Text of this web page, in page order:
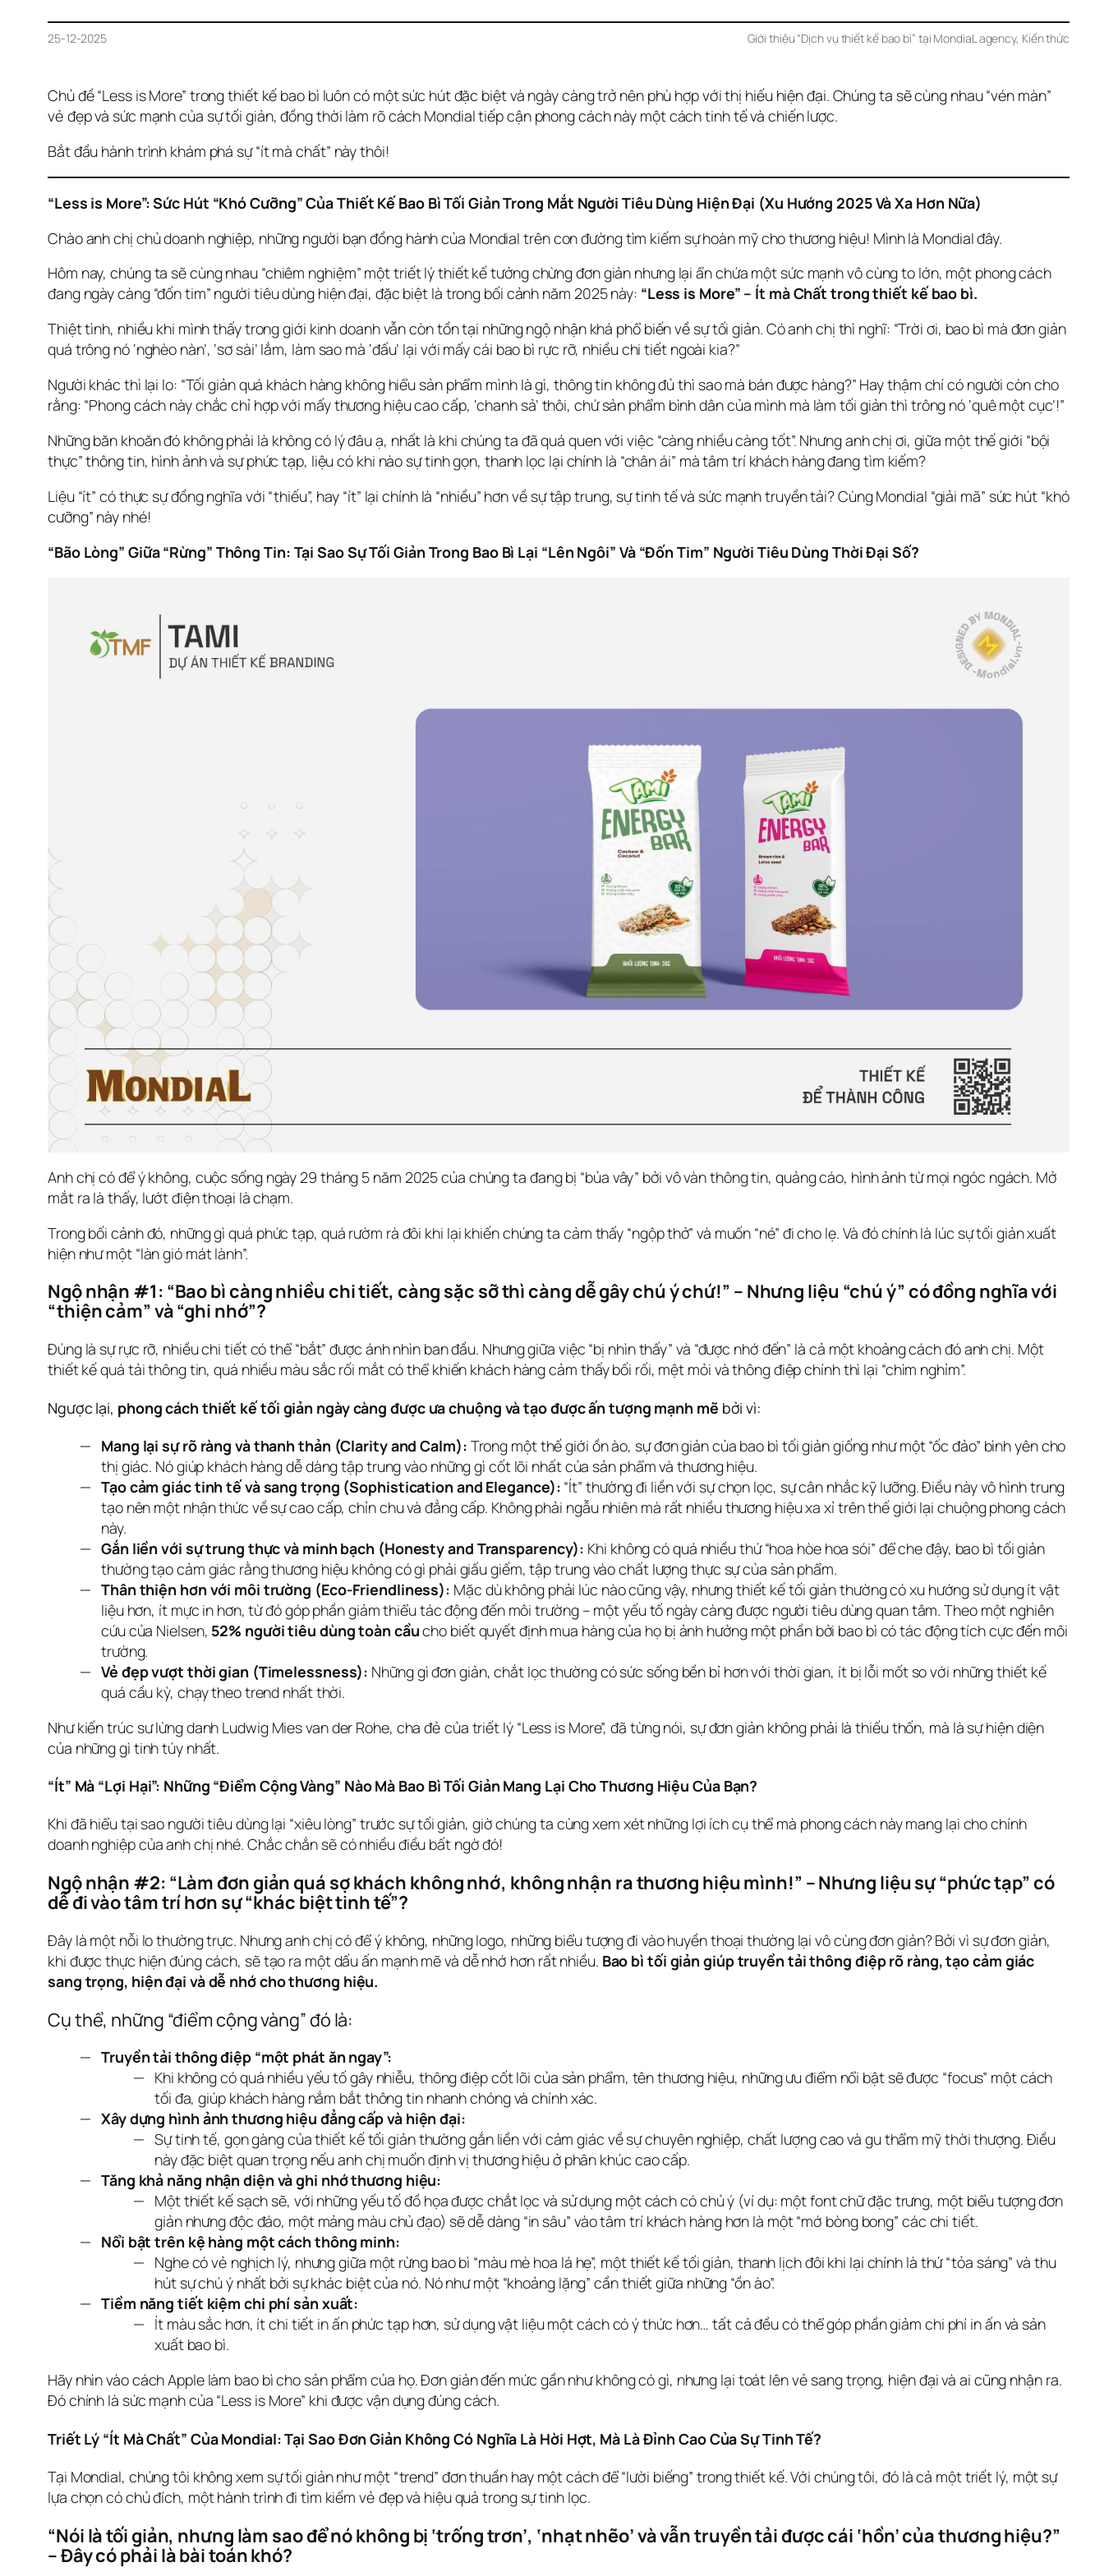
25-12-2025 Giới thiệu “Dịch vụ thiết kế bao bì” tại MondiaL agency, Kiến thức
Chủ đề “Less is More” trong thiết kế bao bì luôn có một sức hút đặc biệt và ngày càng trở nên phù hợp với thị hiếu hiện đại. Chúng ta sẽ cùng nhau “vén màn”
vẻ đẹp và sức mạnh của sự tối giản, đồng thời làm rõ cách Mondial tiếp cận phong cách này một cách tinh tế và chiến lược.
Bắt đầu hành trình khám phá sự “ít mà chất” này thôi!
“Less is More”: Sức Hút “Khó Cưỡng” Của Thiết Kế Bao Bì Tối Giản Trong Mắt Người Tiêu Dùng Hiện Đại (Xu Hướng 2025 Và Xa Hơn Nữa)
Chào anh chị chủ doanh nghiệp, những người bạn đồng hành của Mondial trên con đường tìm kiếm sự hoàn mỹ cho thương hiệu! Mình là Mondial đây.
Hôm nay, chúng ta sẽ cùng nhau “chiêm nghiệm” một triết lý thiết kế tưởng chừng đơn giản nhưng lại ẩn chứa một sức mạnh vô cùng to lớn, một phong cách
đang ngày càng “đốn tim” người tiêu dùng hiện đại, đặc biệt là trong bối cảnh năm 2025 này: “Less is More” – Ít mà Chất trong thiết kế bao bì.
Thiệt tình, nhiều khi mình thấy trong giới kinh doanh vẫn còn tồn tại những ngộ nhận khá phổ biến về sự tối giản. Có anh chị thì nghĩ: “Trời ơi, bao bì mà đơn giản
quá trông nó ‘nghèo nàn’, ‘sơ sài’ lắm, làm sao mà ‘đấu’ lại với mấy cái bao bì rực rỡ, nhiều chi tiết ngoài kia?”
Người khác thì lại lo: “Tối giản quá khách hàng không hiểu sản phẩm mình là gì, thông tin không đủ thì sao mà bán được hàng?” Hay thậm chí có người còn cho
rằng: “Phong cách này chắc chỉ hợp với mấy thương hiệu cao cấp, ‘chanh sả’ thôi, chứ sản phẩm bình dân của mình mà làm tối giản thì trông nó ‘quê một cục’!”
Những băn khoăn đó không phải là không có lý đâu ạ, nhất là khi chúng ta đã quá quen với việc “càng nhiều càng tốt”. Nhưng anh chị ơi, giữa một thế giới “bội
thực” thông tin, hình ảnh và sự phức tạp, liệu có khi nào sự tinh gọn, thanh lọc lại chính là “chân ái” mà tâm trí khách hàng đang tìm kiếm?
Liệu “ít” có thực sự đồng nghĩa với “thiếu”, hay “ít” lại chính là “nhiều” hơn về sự tập trung, sự tinh tế và sức mạnh truyền tải? Cùng Mondial “giải mã” sức hút “khó
cưỡng” này nhé!
“Bão Lòng” Giữa “Rừng” Thông Tin: Tại Sao Sự Tối Giản Trong Bao Bì Lại “Lên Ngôi” Và “Đốn Tim” Người Tiêu Dùng Thời Đại Số?
Anh chị có để ý không, cuộc sống ngày 29 tháng 5 năm 2025 của chúng ta đang bị “bủa vây” bởi vô vàn thông tin, quảng cáo, hình ảnh từ mọi ngóc ngách. Mở
mắt ra là thấy, lướt điện thoại là chạm.
Trong bối cảnh đó, những gì quá phức tạp, quá rườm rà đôi khi lại khiến chúng ta cảm thấy “ngộp thở” và muốn “né” đi cho lẹ. Và đó chính là lúc sự tối giản xuất
hiện như một “làn gió mát lành”.
Ngộ nhận #1: “Bao bì càng nhiều chi tiết, càng sặc sỡ thì càng dễ gây chú ý chứ!” – Nhưng liệu “chú ý” có đồng nghĩa với
“thiện cảm” và “ghi nhớ”?
Đúng là sự rực rỡ, nhiều chi tiết có thể “bắt” được ánh nhìn ban đầu. Nhưng giữa việc “bị nhìn thấy” và “được nhớ đến” là cả một khoảng cách đó anh chị. Một
thiết kế quá tải thông tin, quá nhiều màu sắc rối mắt có thể khiến khách hàng cảm thấy bối rối, mệt mỏi và thông điệp chính thì lại “chìm nghỉm”.
Ngược lại, phong cách thiết kế tối giản ngày càng được ưa chuộng và tạo được ấn tượng mạnh mẽ bởi vì:
Mang lại sự rõ ràng và thanh thản (Clarity and Calm): Trong một thế giới ồn ào, sự đơn giản của bao bì tối giản giống như một “ốc đảo” bình yên cho
thị giác. Nó giúp khách hàng dễ dàng tập trung vào những gì cốt lõi nhất của sản phẩm và thương hiệu.
Tạo cảm giác tinh tế và sang trọng (Sophistication and Elegance): “Ít” thường đi liền với sự chọn lọc, sự cân nhắc kỹ lưỡng. Điều này vô hình trung
tạo nên một nhận thức về sự cao cấp, chỉn chu và đẳng cấp. Không phải ngẫu nhiên mà rất nhiều thương hiệu xa xỉ trên thế giới lại chuộng phong cách
này.
Gắn liền với sự trung thực và minh bạch (Honesty and Transparency): Khi không có quá nhiều thứ “hoa hòe hoa sói” để che đậy, bao bì tối giản
thường tạo cảm giác rằng thương hiệu không có gì phải giấu giếm, tập trung vào chất lượng thực sự của sản phẩm.
Thân thiện hơn với môi trường (Eco-Friendliness): Mặc dù không phải lúc nào cũng vậy, nhưng thiết kế tối giản thường có xu hướng sử dụng ít vật
liệu hơn, ít mực in hơn, từ đó góp phần giảm thiểu tác động đến môi trường – một yếu tố ngày càng được người tiêu dùng quan tâm. Theo một nghiên
cứu của Nielsen, 52% người tiêu dùng toàn cầucho biết quyết định mua hàng của họ bị ảnh hưởng một phần bởi bao bì có tác động tích cực đến môi
trường.
Vẻ đẹp vượt thời gian (Timelessness): Những gì đơn giản, chắt lọc thường có sức sống bền bỉ hơn với thời gian, ít bị lỗi mốt so với những thiết kế
quá cầu kỳ, chạy theo trend nhất thời.
Như kiến trúc sư lừng danh Ludwig Mies van der Rohe, cha đẻ của triết lý “Less is More”, đã từng nói, sự đơn giản không phải là thiếu thốn, mà là sự hiện diện
của những gì tinh túy nhất.
“Ít” Mà “Lợi Hại”: Những “Điểm Cộng Vàng” Nào Mà Bao Bì Tối Giản Mang Lại Cho Thương Hiệu Của Bạn?
Khi đã hiểu tại sao người tiêu dùng lại “xiêu lòng” trước sự tối giản, giờ chúng ta cùng xem xét những lợi ích cụ thể mà phong cách này mang lại cho chính
doanh nghiệp của anh chị nhé. Chắc chắn sẽ có nhiều điều bất ngờ đó!
Ngộ nhận #2: “Làm đơn giản quá sợ khách không nhớ, không nhận ra thương hiệu mình!” – Nhưng liệu sự “phức tạp” có
dễ đi vào tâm trí hơn sự “khác biệt tinh tế”?
Đây là một nỗi lo thường trực. Nhưng anh chị có để ý không, những logo, những biểu tượng đi vào huyền thoại thường lại vô cùng đơn giản? Bởi vì sự đơn giản,
khi được thực hiện đúng cách, sẽ tạo ra một dấu ấn mạnh mẽ và dễ nhớ hơn rất nhiều. Bao bì tối giản giúp truyền tải thông điệp rõ ràng, tạo cảm giác
sang trọng, hiện đại và dễ nhớ cho thương hiệu.
Cụ thể, những “điểm cộng vàng” đó là:
Truyền tải thông điệp “một phát ăn ngay”:
Khi không có quá nhiều yếu tố gây nhiễu, thông điệp cốt lõi của sản phẩm, tên thương hiệu, những ưu điểm nổi bật sẽ được “focus” một cách
tối đa, giúp khách hàng nắm bắt thông tin nhanh chóng và chính xác.
Xây dựng hình ảnh thương hiệu đẳng cấp và hiện đại:
Sự tinh tế, gọn gàng của thiết kế tối giản thường gắn liền với cảm giác về sự chuyên nghiệp, chất lượng cao và gu thẩm mỹ thời thượng. Điều
này đặc biệt quan trọng nếu anh chị muốn định vị thương hiệu ở phân khúc cao cấp.
Tăng khả năng nhận diện và ghi nhớ thương hiệu:
Một thiết kế sạch sẽ, với những yếu tố đồ họa được chắt lọc và sử dụng một cách có chủ ý (ví dụ: một font chữ đặc trưng, một biểu tượng đơn
giản nhưng độc đáo, một mảng màu chủ đạo) sẽ dễ dàng “in sâu” vào tâm trí khách hàng hơn là một “mớ bòng bong” các chi tiết.
Nổi bật trên kệ hàng một cách thông minh:
Nghe có vẻ nghịch lý, nhưng giữa một rừng bao bì “màu mè hoa lá hẹ”, một thiết kế tối giản, thanh lịch đôi khi lại chính là thứ “tỏa sáng” và thu
hút sự chú ý nhất bởi sự khác biệt của nó. Nó như một “khoảng lặng” cần thiết giữa những “ồn ào”.
Tiềm năng tiết kiệm chi phí sản xuất:
Ít màu sắc hơn, ít chi tiết in ấn phức tạp hơn, sử dụng vật liệu một cách có ý thức hơn… tất cả đều có thể góp phần giảm chi phí in ấn và sản
xuất bao bì.
Hãy nhìn vào cách Apple làm bao bì cho sản phẩm của họ. Đơn giản đến mức gần như không có gì, nhưng lại toát lên vẻ sang trọng, hiện đại và ai cũng nhận ra.
Đó chính là sức mạnh của “Less is More” khi được vận dụng đúng cách.
Triết Lý “Ít Mà Chất” Của Mondial: Tại Sao Đơn Giản Không Có Nghĩa Là Hời Hợt, Mà Là Đỉnh Cao Của Sự Tinh Tế?
Tại Mondial, chúng tôi không xem sự tối giản như một “trend” đơn thuần hay một cách để “lười biếng” trong thiết kế. Với chúng tôi, đó là cả một triết lý, một sự
lựa chọn có chủ đích, một hành trình đi tìm kiếm vẻ đẹp và hiệu quả trong sự tinh lọc.
“Nói là tối giản, nhưng làm sao để nó không bị ‘trống trơn’, ‘nhạt nhẽo’ và vẫn truyền tải được cái ‘hồn’ của thương hiệu?”
– Đây có phải là bài toán khó?